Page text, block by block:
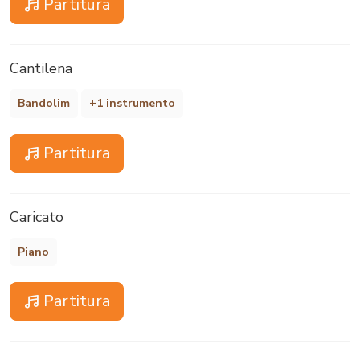
Partitura
Cantilena
Bandolim +1 instrumento
Partitura
Caricato
Piano
Partitura